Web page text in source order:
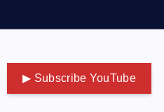
▶ Subscribe YouTube